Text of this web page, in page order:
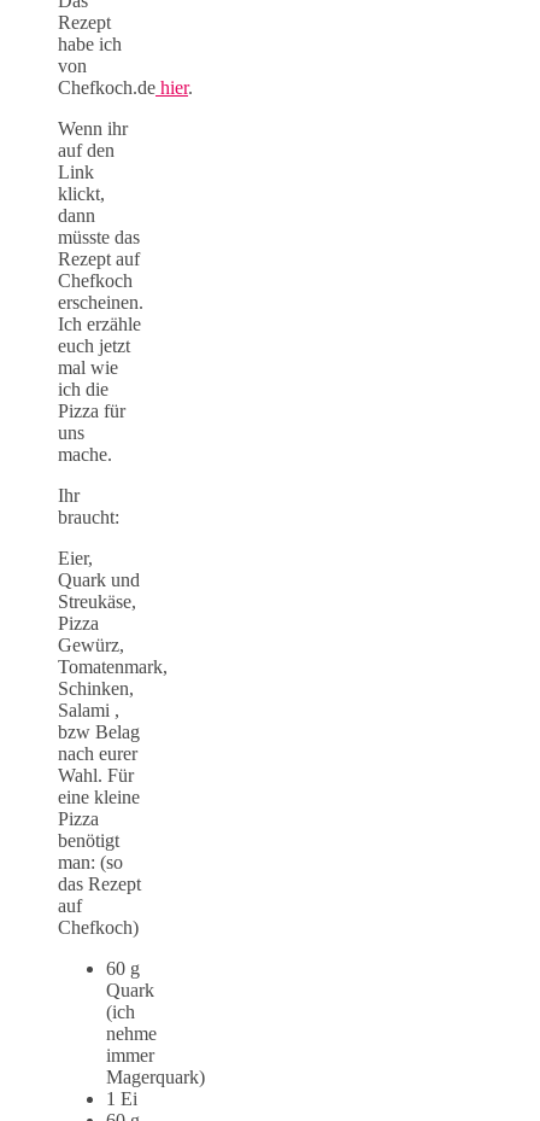
Rezept
habe ich
von
Chefkoch.de hier.
Wenn ihr
auf den
Link
klickt,
dann
müsste das
Rezept auf
Chefkoch
erscheinen.
Ich erzähle
euch jetzt
mal wie
ich die
Pizza für
uns
mache.
Ihr
braucht:
Eier,
Quark und
Streukäse,
Pizza
Gewürz,
Tomatenmark,
Schinken,
Salami ,
bzw Belag
nach eurer
Wahl. Für
eine kleine
Pizza
benötigt
man: (so
das Rezept
auf
Chefkoch)
60 g
Quark
(ich
nehme
immer
Magerquark)
1 Ei